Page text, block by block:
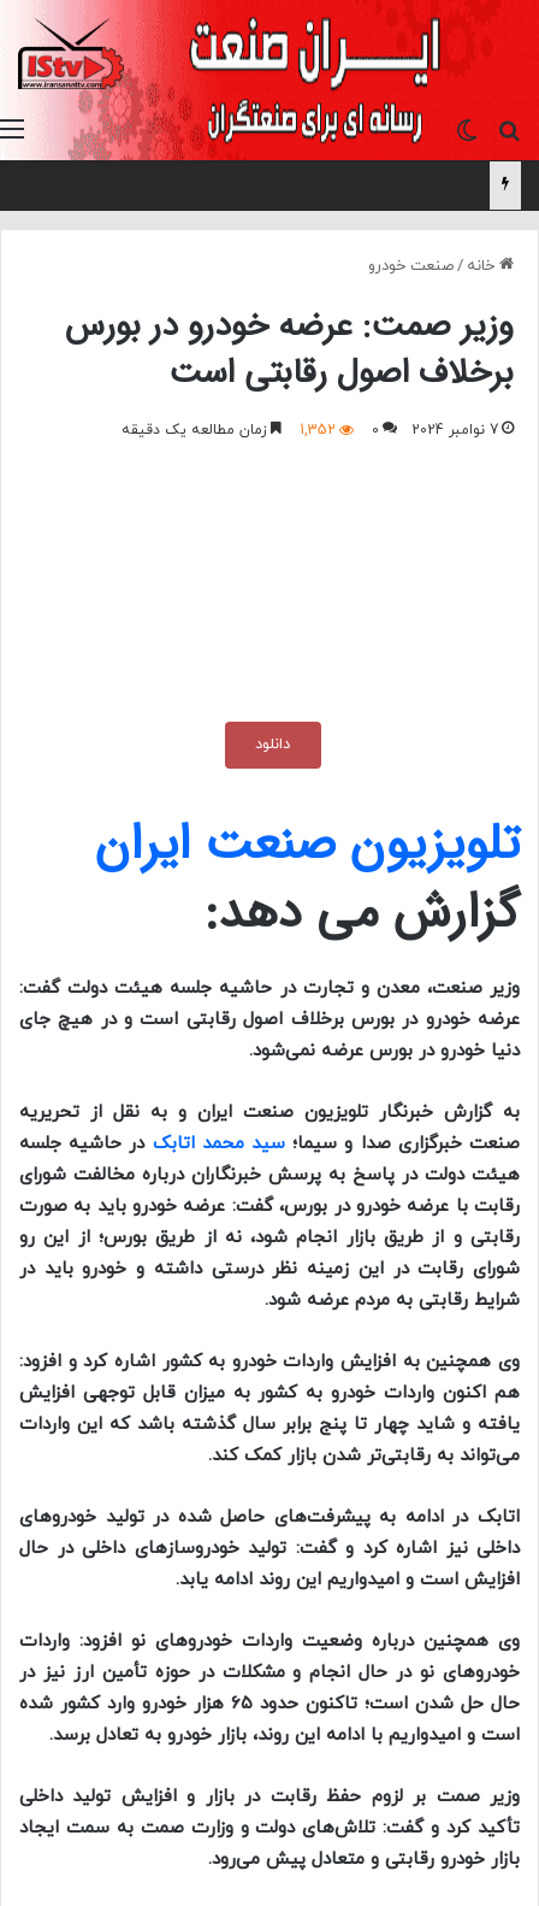
جستجو برایتغییر پوسته
خانه /صنعت خودرو
وزیر صمت: عرضه خودرو در بورس
برخلاف اصول رقابتی است
7 نوامبر 2024 0
1,352 زمان مطالعه یک دقیقه
دانلود
تلویزیون صنعت ایران
گزارش می دهد:
وزیر صنعت‏، معدن و تجارت در حاشیه جلسه هیئت دولت گفت:
عرضه خودرو در بورس برخلاف اصول رقابتی است و در هیچ جای
دنیا خودرو در بورس عرضه نمی‌شود.
به گزارش خبرنگار تلویزیون صنعت ایران و به نقل از تحریریه
صنعت خبرگزاری صدا و سیما؛ سید محمد اتابک در حاشیه جلسه
هیئت دولت در پاسخ به پرسش خبرنگاران درباره مخالفت شورای
رقابت با عرضه خودرو در بورس، گفت: عرضه خودرو باید به صورت
رقابتی و از طریق بازار انجام شود، نه از طریق بورس؛ از این رو
شورای رقابت در این زمینه نظر درستی داشته و خودرو باید در
شرایط رقابتی به مردم عرضه شود.
وی همچنین به افزایش واردات خودرو به کشور اشاره کرد و افزود:
هم اکنون واردات خودرو به کشور به میزان قابل توجهی افزایش
یافته و شاید چهار تا پنج برابر سال گذشته باشد که این واردات
می‌تواند به رقابتی‌تر شدن بازار کمک کند.
اتابک در ادامه به پیشرفت‌های حاصل شده در تولید خودرو‌های
داخلی نیز اشاره کرد و گفت: تولید خودروساز‌های داخلی در حال
افزایش است و امیدواریم این روند ادامه یابد.
وی همچنین درباره وضعیت واردات خودرو‌های نو افزود: واردات
خودرو‌های نو در حال انجام و مشکلات در حوزه تأمین ارز نیز در
حال حل شدن است؛ تاکنون حدود ۶۵ هزار خودرو وارد کشور شده
است و امیدواریم با ادامه این روند، بازار خودرو به تعادل برسد.
وزیر صمت بر لزوم حفظ رقابت در بازار و افزایش تولید داخلی
تأکید کرد و گفت: تلاش‌های دولت و وزارت صمت به سمت ایجاد
بازار خودرو رقابتی و متعادل پیش می‌رود.